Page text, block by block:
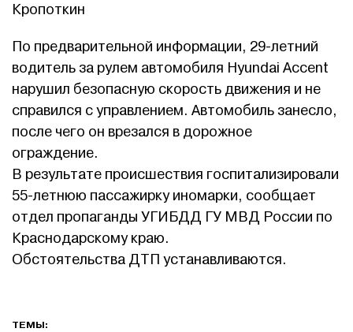
Кропоткин
По предварительной информации, 29-летний
водитель за рулем автомобиля Hyundai Accent
нарушил безопасную скорость движения и не
справился с управлением. Автомобиль занесло,
после чего он врезался в дорожное
ограждение.
В результате происшествия госпитализировали
55-летнюю пассажирку иномарки, сообщает
отдел пропаганды УГИБДД ГУ МВД России по
Краснодарскому краю.
Обстоятельства ДТП устанавливаются.
ТЕМЫ: